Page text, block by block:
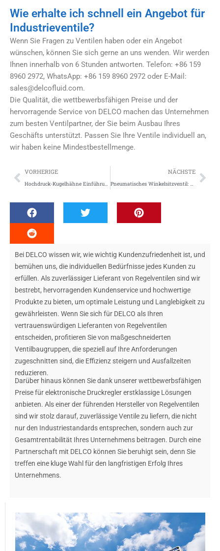
Wie erhalte ich schnell ein Angebot für
Industrieventile?
Wenn Sie Fragen zu Ventilen haben oder ein Angebot
wünschen, können Sie sich gerne an uns wenden. Wir werden
Ihnen innerhalb von 6 Stunden antworten. Telefon: +86 159
8960 2972, WhatsApp: +86 159 8960 2972 oder E-Mail:
sales@delcofluid.com.
Die Qualität, die wettbewerbsfähigen Preise und der
hervorragende Service von DELCO machen das Unternehmen
zum besten Ventilpartner, der Sie beim Ausbau Ihres
Geschäfts unterstützt. Passen Sie Ihre Ventile individuell an,
wir haben keine Mindestbestellmenge.
Zurück
VORHERIGE
Hochdruck-Kugelhähne Einführung
NÄCHSTE
Pneumatisches Winkelsitzventil: Arbeitsweise und Funktionen
Bei DELCO wissen wir, wie wichtig Kundenzufriedenheit ist, und
bemühen uns, die individuellen Bedürfnisse jedes Kunden zu
erfüllen. Als zuverlässiger Lieferant von Regelventilen sind wir
bestrebt, hervorragenden Kundenservice und hochwertige
Produkte zu bieten, um optimale Leistung und Langlebigkeit zu
gewährleisten. Wenn Sie sich für DELCO als Ihren
vertrauenswürdigen Lieferanten von Regelventilen
entscheiden, profitieren Sie von maßgeschneiderten
Ventilbaugruppen, die speziell auf Ihre Anforderungen
zugeschnitten sind, die Effizienz steigern und Ausfallzeiten
reduzieren.
Darüber hinaus können Sie dank unserer wettbewerbsfähigen
Preise für elektronische Druckregler erstklassige Lösungen
anbieten. Als einer der führenden Hersteller von Regelventilen
sind wir stolz darauf, zuverlässige Ventile zu liefern, die nicht
nur den Industriestandards entsprechen, sondern auch zur
Gesamtrentabilität Ihres Unternehmens beitragen. Durch eine
Partnerschaft mit DELCO können Sie beruhigt sein, denn Sie
treffen eine kluge Wahl für den langfristigen Erfolg Ihres
Unternehmens.